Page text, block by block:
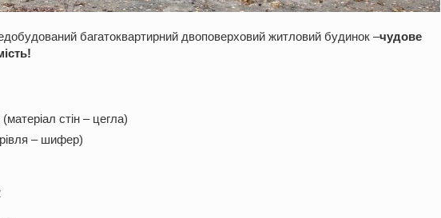
багатоквартирний двоповерховий житловий будинок –чудове
стін – цегла)
– шифер)